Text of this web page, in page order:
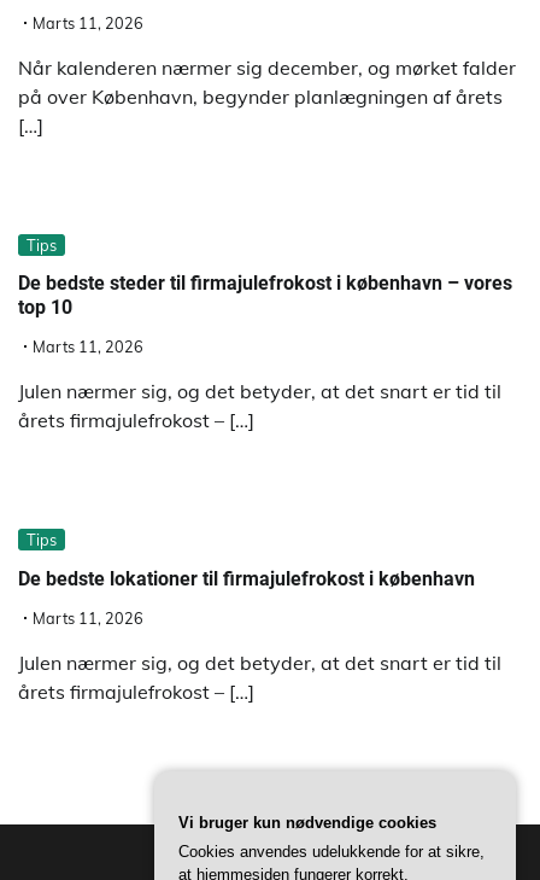
Marts 11, 2026
Når kalenderen nærmer sig december, og mørket falder
på over København, begynder planlægningen af årets
[…]
Tips
De bedste steder til firmajulefrokost i københavn – vores
top 10
Marts 11, 2026
Julen nærmer sig, og det betyder, at det snart er tid til
årets firmajulefrokost – […]
Tips
De bedste lokationer til firmajulefrokost i københavn
Marts 11, 2026
Julen nærmer sig, og det betyder, at det snart er tid til
årets firmajulefrokost – […]
Vi bruger kun nødvendige cookies
Cookies anvendes udelukkende for at sikre,
at hjemmesiden fungerer korrekt.